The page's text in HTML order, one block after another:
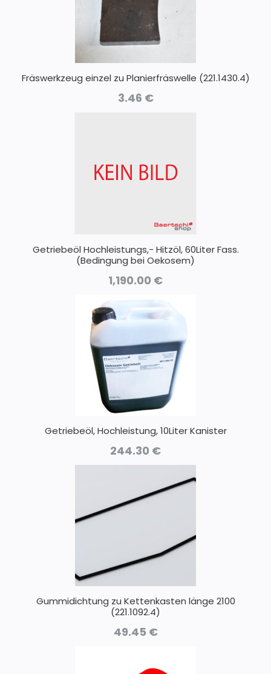
Fräswerkzeug einzel zu Planierfräswelle (221.1430.4)
3.46 €
Getriebeöl Hochleistungs,- Hitzöl, 60Liter Fass.
(Bedingung bei Oekosem)
1,190.00 €
Getriebeöl, Hochleistung, 10Liter Kanister
244.30 €
Gummidichtung zu Kettenkasten länge 2100
(221.1092.4)
49.45 €